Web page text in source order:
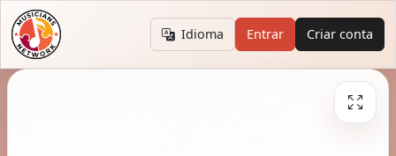
Idioma Entrar Criar conta